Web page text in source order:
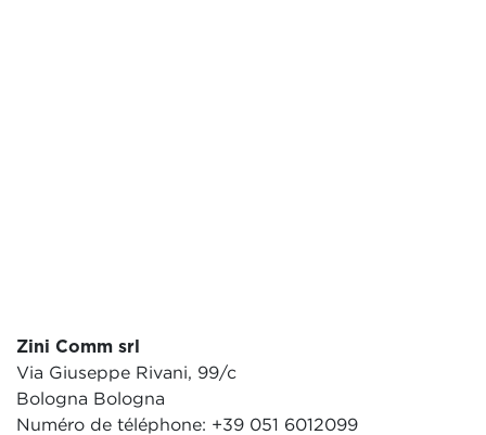
Zini Comm srl
Via Giuseppe Rivani, 99/c
Bologna Bologna
Numéro de téléphone: +39 051 6012099